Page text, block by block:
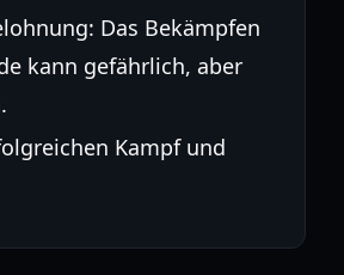
Das Bekämpfen
kann gefährlich, aber
Kampf und